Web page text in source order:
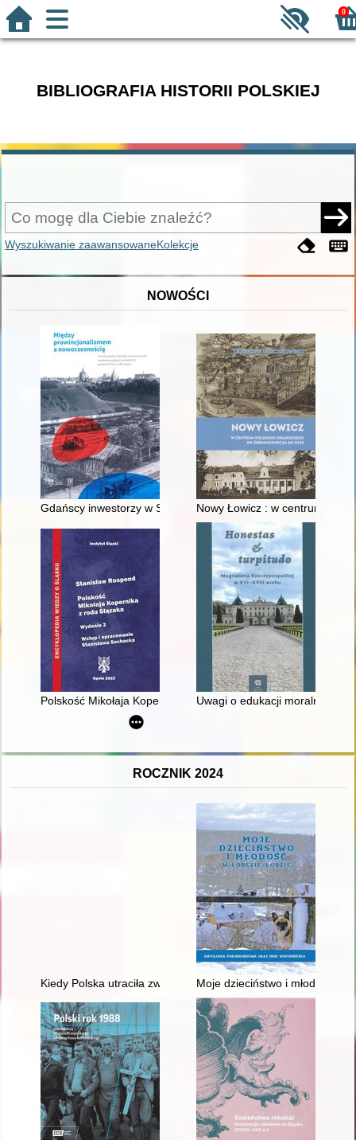
0
BIBLIOGRAFIA HISTORII POLSKIEJ
Wyszukiwanie zaawansowaneKolekcje
NOWOŚCI
Gdańscy inwestorzy w Sopocie : prestiż finansowy i
Nowy Łowicz : w centrum
Polskość Mikołaja Kopernika z rodu ŚlązakaUwagi o edukacji moralnej
ROCZNIK 2024
Kiedy Polska utraciła zwierzchność nad księstwem pruskim?
Moje dzieciństwo i młodość w